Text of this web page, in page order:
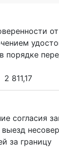
порядке
2 811,17
согласия
за границу